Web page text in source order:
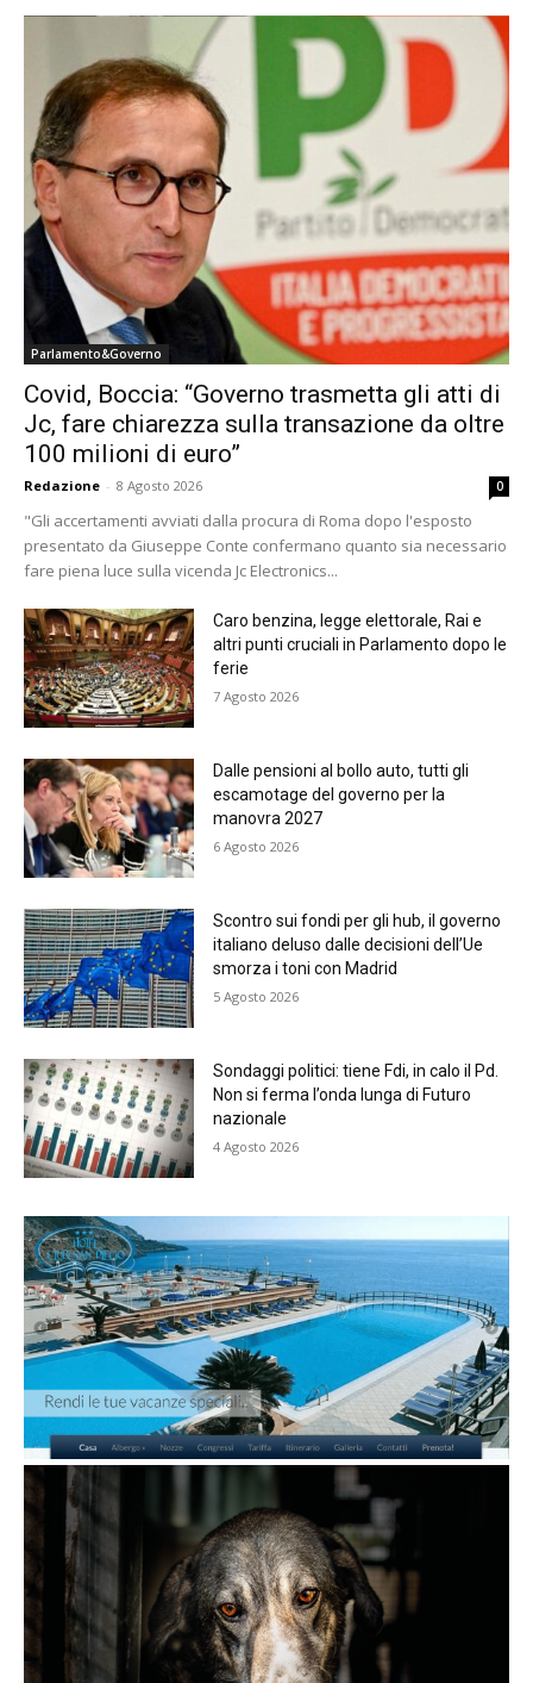
Parlamento&Governo
Covid, Boccia: “Governo trasmetta gli atti di
Jc, fare chiarezza sulla transazione da oltre
100 milioni di euro”
Redazione - 8 Agosto 2026 0
"Gli accertamenti avviati dalla procura di Roma dopo l'esposto
presentato da Giuseppe Conte confermano quanto sia necessario
fare piena luce sulla vicenda Jc Electronics...
Caro benzina, legge elettorale, Rai e
altri punti cruciali in Parlamento dopo le
ferie
7 Agosto 2026
Dalle pensioni al bollo auto, tutti gli
escamotage del governo per la
manovra 2027
6 Agosto 2026
Scontro sui fondi per gli hub, il governo
italiano deluso dalle decisioni dell’Ue
smorza i toni con Madrid
5 Agosto 2026
Sondaggi politici: tiene Fdi, in calo il Pd.
Non si ferma l’onda lunga di Futuro
nazionale
4 Agosto 2026